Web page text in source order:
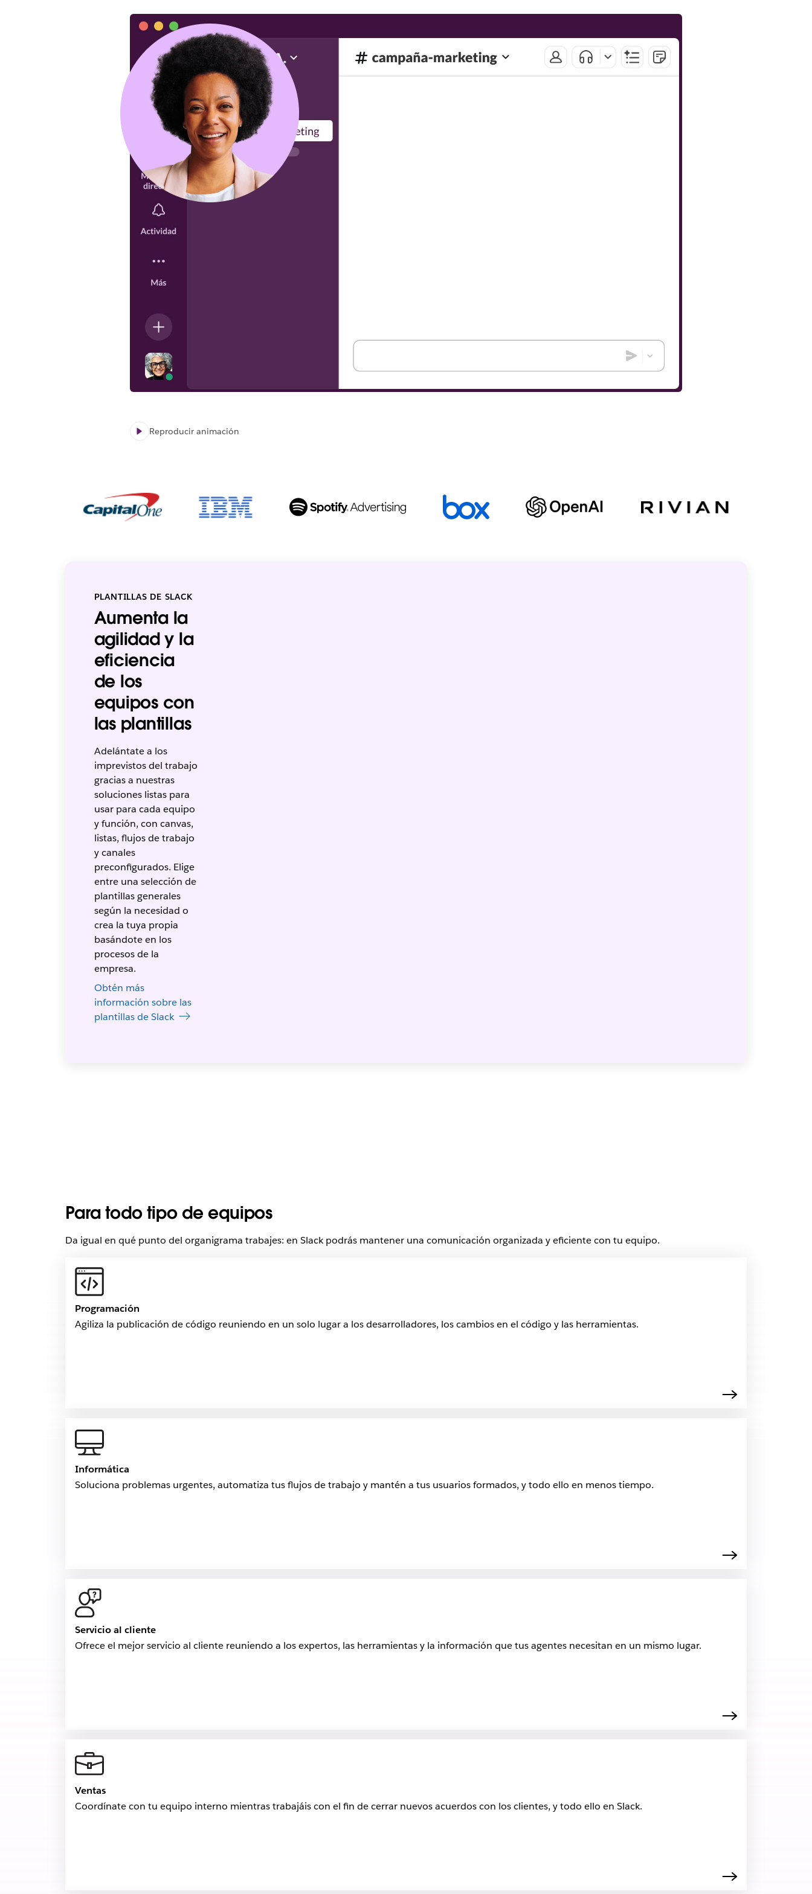
Reproducir animación
PLANTILLAS DE SLACK
Aumenta la
agilidad y la
eficiencia
de los
equipos con
las plantillas
Adelántate a los
imprevistos del trabajo
gracias a nuestras
soluciones listas para
usar para cada equipo
y función, con canvas,
listas, flujos de trabajo
y canales
preconfigurados. Elige
entre una selección de
plantillas generales
según la necesidad o
crea la tuya propia
basándote en los
procesos de la
empresa.
Obtén más
información sobre las
plantillas de Slack
Para todo tipo de equipos
Da igual en qué punto del organigrama trabajes: en Slack podrás mantener una comunicación organizada y eficiente con tu equipo.
Programación
Agiliza la publicación de código reuniendo en un solo lugar a los desarrolladores, los cambios en el código y las herramientas.
Informática
Soluciona problemas urgentes, automatiza tus flujos de trabajo y mantén a tus usuarios formados, y todo ello en menos tiempo.
Servicio al cliente
Ofrece el mejor servicio al cliente reuniendo a los expertos, las herramientas y la información que tus agentes necesitan en un mismo lugar.
Ventas
Coordínate con tu equipo interno mientras trabajáis con el fin de cerrar nuevos acuerdos con los clientes, y todo ello en Slack.